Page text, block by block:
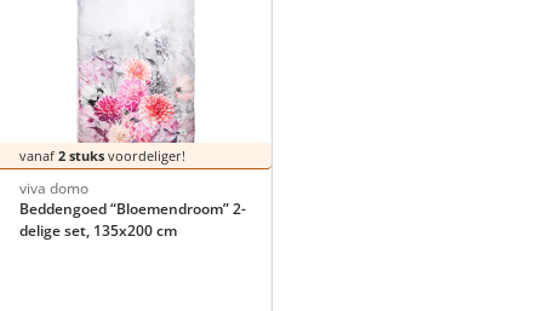
vanaf 2 stuks voordeliger!
viva domo
Beddengoed “Bloemendroom” 2-
delige set, 135x200 cm